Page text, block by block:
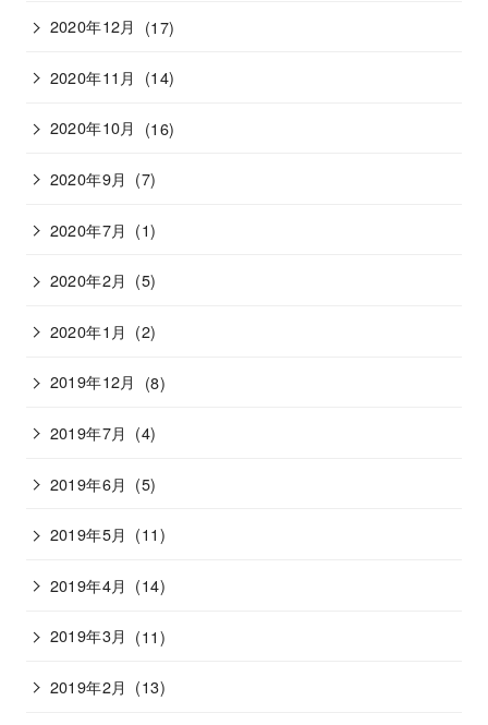
2020年12月 (17)
2020年11月 (14)
2020年10月 (16)
2020年9月 (7)
2020年7月 (1)
2020年2月 (5)
2020年1月 (2)
2019年12月 (8)
2019年7月 (4)
2019年6月 (5)
2019年5月 (11)
2019年4月 (14)
2019年3月 (11)
2019年2月 (13)